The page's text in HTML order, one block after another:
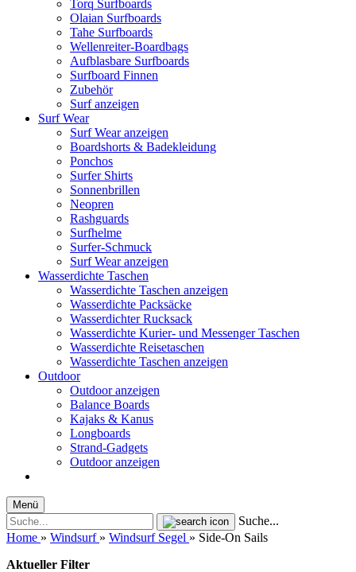
Torq Surfboards
Olaian Surfboards
Tahe Surfboards
Wellenreiter-Boardbags
Aufblasbare Surfboards
Surfboard Finnen
Zubehör
Surf anzeigen
Surf Wear
Surf Wear anzeigen
Boardshorts & Badekleidung
Ponchos
Surfer Shirts
Sonnenbrillen
Neopren
Rashguards
Surfhelme
Surfer-Schmuck
Surf Wear anzeigen
Wasserdichte Taschen
Wasserdichte Taschen anzeigen
Wasserdichte Packsäcke
Wasserdichter Rucksack
Wasserdichte Kurier- und Messenger Taschen
Wasserdichte Reisetaschen
Wasserdichte Taschen anzeigen
Outdoor
Outdoor anzeigen
Balance Boards
Kajaks & Kanus
Longboards
Strand-Gadgets
Outdoor anzeigen
Menü
Suche...
Home » Windsurf » Windsurf Segel » Side-On Sails
Aktueller Filter